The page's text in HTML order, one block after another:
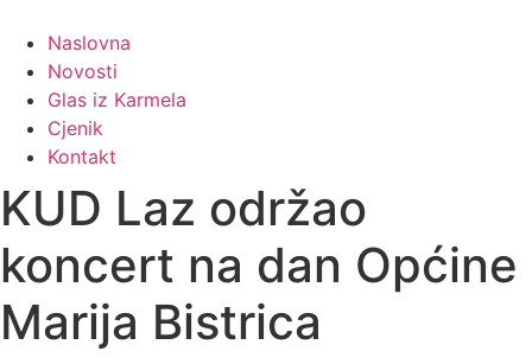
Naslovna
Novosti
Glas iz Karmela
Cjenik
Kontakt
KUD Laz održao
koncert na dan Općine
Marija Bistrica